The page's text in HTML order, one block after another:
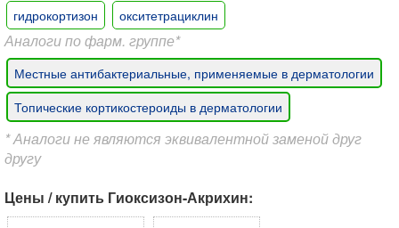
гидрокортизон окситетрациклин
Аналоги по фарм. группе*
Местные антибактериальные, применяемые в дерматологии
Топические кортикостероиды в дерматологии
* Аналоги не являются эквивалентной заменой друг
другу
Цены / купить Гиоксизон-Акрихин: